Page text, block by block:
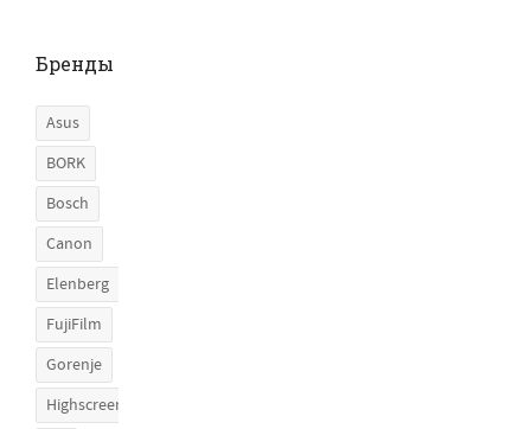
Бренды
Asus
BORK
Bosch
Canon
Elenberg
FujiFilm
Gorenje
Highscreen